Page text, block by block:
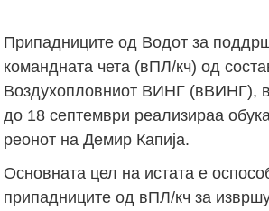
Припадниците од Водот за
командната чета (вПЛ/кч) од
Воздухопловниот ВИНГ (вВИНГ),
до 18 септември реализираа
реонот на Демир Капија.
Основната цел на истата е
припадниците од вПЛ/кч за